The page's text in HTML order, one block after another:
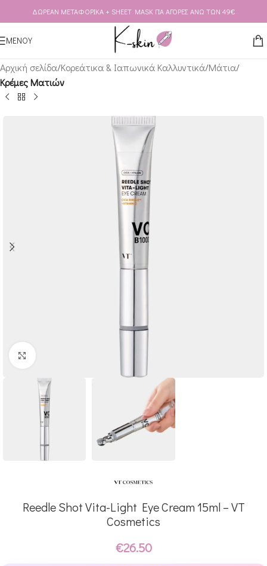
Skip to navigation
Skip to main content
ΔΩΡΕΑΝ ΜΕΤΑΦΟΡΙΚΑ + SHEET MASK ΓΙΑ ΑΓΟΡΕΣ ΑΝΩ ΤΩΝ 49€
ΜΕΝΟΥ
Αρχική σελίδα Κορεάτικα & Ιαπωνικά Καλλυντικά Μάτια
Κρέμες Ματιών
Reedle Shot Vita-Light Eye Cream 15ml – VT
Cosmetics
€26.50